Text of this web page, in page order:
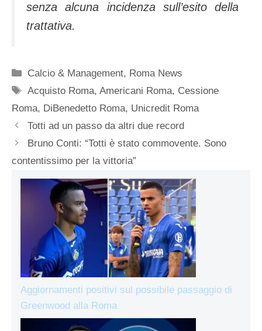
senza alcuna incidenza sull’esito della
trattativa.
Categorie
Calcio & Management, Roma News
Tag
Acquisto Roma,Americani Roma, Cessione
Roma, DiBenedetto Roma, Unicredit Roma
Totti ad un passo da altri due record
Bruno Conti: “Totti è stato commovente. Sono
contentissimo per la vittoria”
Aggiornamenti positivi sul possibile passaggio di
Greenwood alla Roma